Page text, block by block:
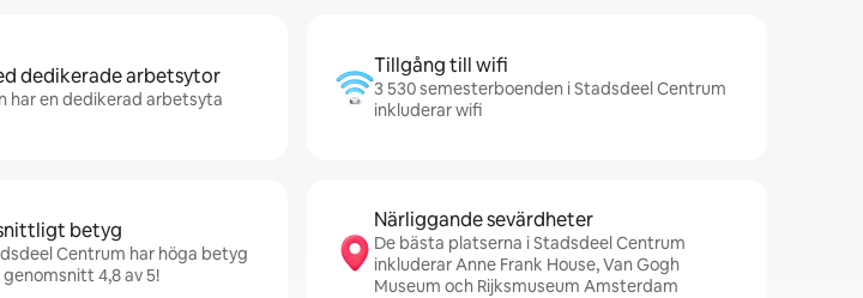
dedikerade arbetsytor
har en dedikerad arbetsyta
Tillgång till wifi
3 530 semesterboenden i Stadsdeel Centrum
inkluderar wifi
betyg
Centrum har höga betyg
4,8 av 5!
Närliggande sevärdheter
De bästa platserna i Stadsdeel Centrum
inkluderar Anne Frank House, Van Gogh
Museum och Rijksmuseum Amsterdam